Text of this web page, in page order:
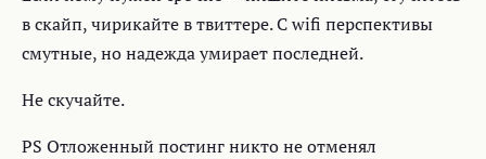
в скайп, чирикайте в твиттере. С wifi перспективы
смутные, но надежда умирает последней.
Не скучайте.
PS Отложенный постинг никто не отменял